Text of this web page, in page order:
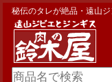
秘伝のタレが絶品・遠山